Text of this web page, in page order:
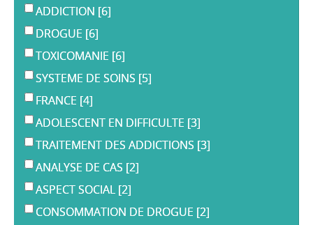
ADDICTION [6]
DROGUE [6]
TOXICOMANIE [6]
SYSTEME DE SOINS [5]
FRANCE [4]
ADOLESCENT EN DIFFICULTE [3]
TRAITEMENT DES ADDICTIONS [3]
ANALYSE DE CAS [2]
ASPECT SOCIAL [2]
CONSOMMATION DE DROGUE [2]